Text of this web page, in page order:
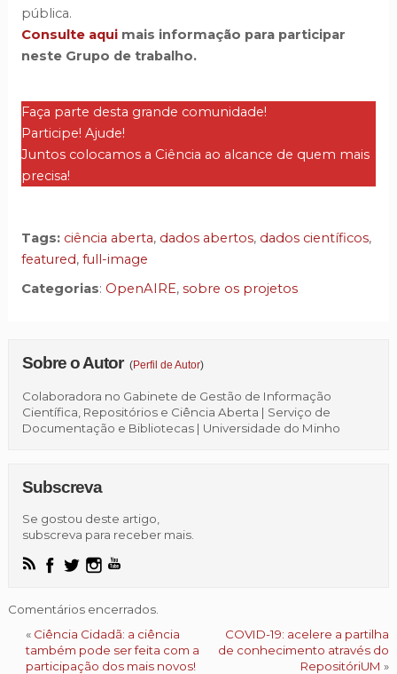
pública.
Consulte aqui mais informação para participar
neste Grupo de trabalho.
Faça parte desta grande comunidade!
Participe! Ajude!
Juntos colocamos a Ciência ao alcance de quem mais
precisa!
Tags: ciência aberta, dados abertos, dados científicos,
featured, full-image
Categorias: OpenAIRE, sobre os projetos
Sobre o Autor (Perfil de Autor)
Colaboradora no Gabinete de Gestão de Informação
Científica, Repositórios e Ciência Aberta | Serviço de
Documentação e Bibliotecas | Universidade do Minho
Subscreva
Se gostou deste artigo,
subscreva para receber mais.
Comentários encerrados.
« Ciência Cidadã: a ciência
também pode ser feita com a
participação dos mais novos!
COVID-19: acelere a partilha
de conhecimento através do
RepositóriUM »